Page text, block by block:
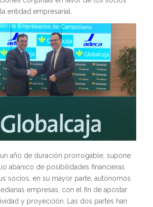
entidad empresarial.
año de duración prorrogable, supone
abanico de posibilidades financieras
socios, en su mayor parte, autónomos
empresas, con el fin de apostar
y proyección. Las dos partes han